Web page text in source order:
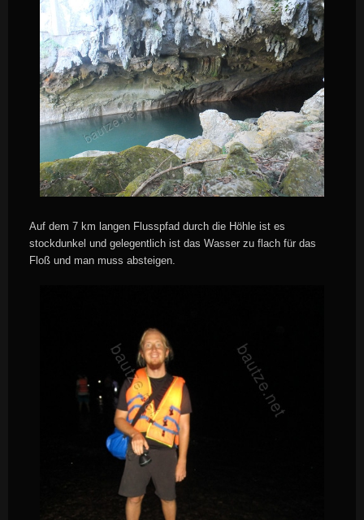
Auf dem 7 km langen Flusspfad durch die Höhle ist es
stockdunkel und gelegentlich ist das Wasser zu flach für das
Floß und man muss absteigen.